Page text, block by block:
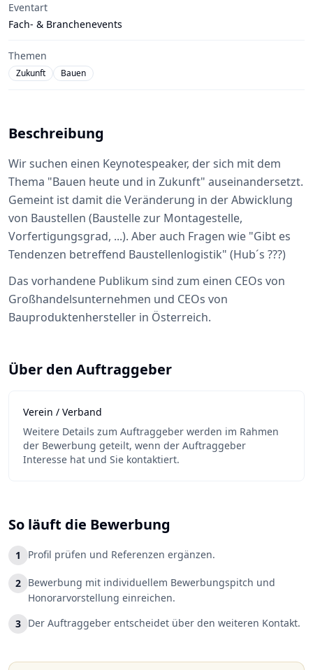
Eventart
Fach- & Branchenevents
Themen
Zukunft Bauen
Beschreibung
Wir suchen einen Keynotespeaker, der sich mit dem
Thema "Bauen heute und in Zukunft" auseinandersetzt.
Gemeint ist damit die Veränderung in der Abwicklung
von Baustellen (Baustelle zur Montagestelle,
Vorfertigungsgrad, ...). Aber auch Fragen wie "Gibt es
Tendenzen betreffend Baustellenlogistik" (Hub´s ???)
Das vorhandene Publikum sind zum einen CEOs von
Großhandelsunternehmen und CEOs von
Bauproduktenhersteller in Österreich.
Über den Auftraggeber
Verein / Verband
Weitere Details zum Auftraggeber werden im Rahmen
der Bewerbung geteilt, wenn der Auftraggeber
Interesse hat und Sie kontaktiert.
So läuft die Bewerbung
1 Profil prüfen und Referenzen ergänzen.
2 Bewerbung mit individuellem Bewerbungspitch und
Honorarvorstellung einreichen.
3 Der Auftraggeber entscheidet über den weiteren Kontakt.